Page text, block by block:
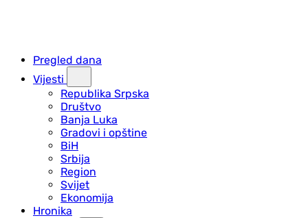
Pregled dana
Vijesti
Republika Srpska
Društvo
Banja Luka
Gradovi i opštine
BiH
Srbija
Region
Svijet
Ekonomija
Hronika